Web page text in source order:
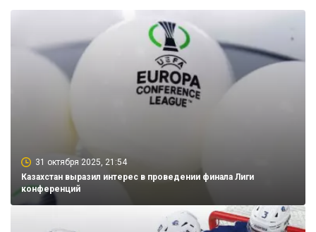
31 октября 2025, 21:54
Казахстан выразил интерес в проведении финала Лиги
конференций